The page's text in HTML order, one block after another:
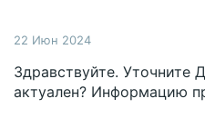
22 Июн 2024
Здравствуйте. Уточните
актуален? Информацию